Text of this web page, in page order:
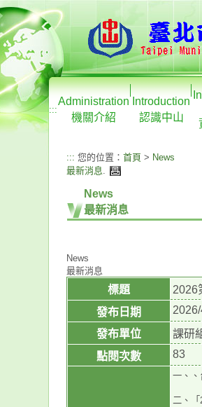
:::
Administration
機關介紹
Introduction
認識中山
::: 您的位置： 首頁 > News
最新消息.
News
最新消息
News
最新消息
標題
2026
發布日期
發布單位
課研
點閱次數
83
一、、
二、「